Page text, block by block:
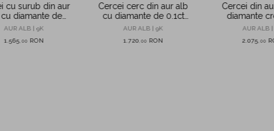
cu surub din aur
diamante de
create in
laborator
AUR ALB | 9K
1.565 00 RON
Cercei cerc din aur alb
cu diamante de 0.1ct
create in laborator
AUR ALB | 9K
1.720 00 RON
Cercei din
diamante
laborator
AUR ALB |
2.075 ,00